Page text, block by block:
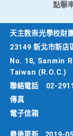
點擊
天主教崇光學校財
23149 新北市新店
No. 18, Sanmin
Taiwan (R.O.C.)
聯絡電話
02-
傳真
電子信箱